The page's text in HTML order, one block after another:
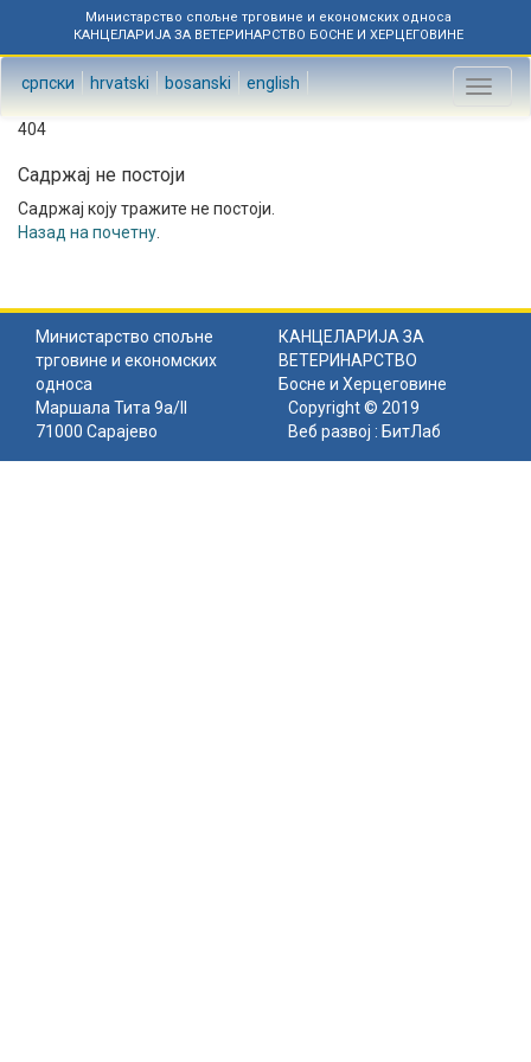
Министарство спољне трговине и економских односа
КАНЦЕЛАРИЈА ЗА ВЕТЕРИНАРСТВО БОСНЕ И ХЕРЦЕГОВИНЕ
српски hrvatski bosanski english
Toggle
404
Садржај не постоји
Садржај коју тражите не постоји.
Назад на почетну
Министарство спољне
трговине и економских
односа
КАНЦЕЛАРИЈА ЗА
ВЕТЕРИНАРСТВО
Босне и Херцеговине
Маршала Тита 9а/II
71000 Сарајево
Copyright © 2019
Веб развој : БитЛаб